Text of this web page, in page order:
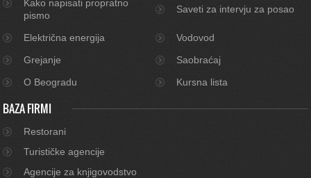
Kako napisati propratno
pismo
Saveti za intervju za posao
Električna energija
Vodovod
Grejanje
Saobraćaj
O Beogradu
Kursna lista
BAZA FIRMI
Restorani
Turističke agencije
Agencije za knjigovodstvo